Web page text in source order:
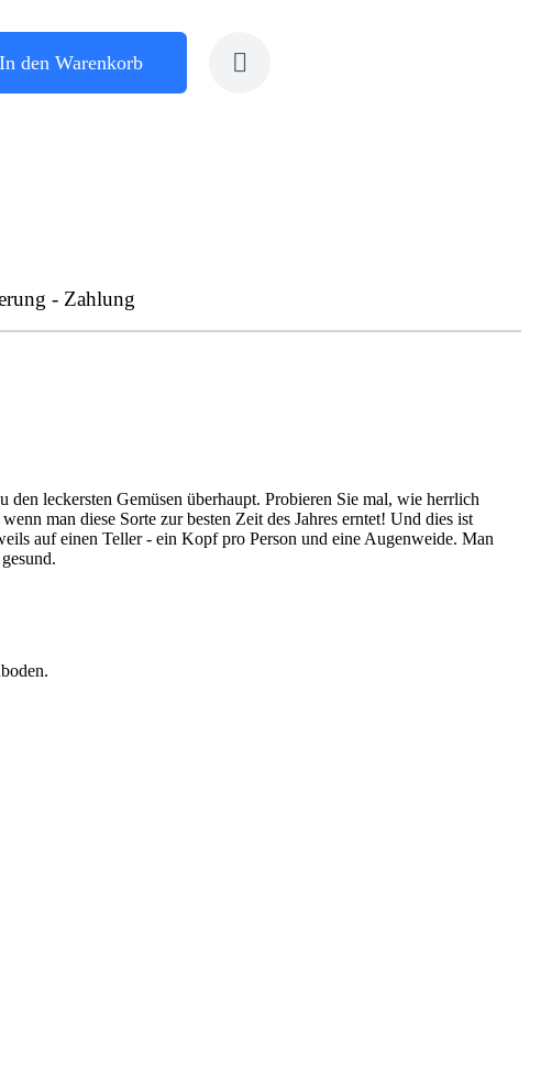
In den Warenkorb
- Zahlung
leckersten Gemüsen überhaupt. Probieren Sie mal, wie herrlich
man diese Sorte zur besten Zeit des Jahres erntet! Und dies ist
auf einen Teller - ein Kopf pro Person und eine Augenweide. Man